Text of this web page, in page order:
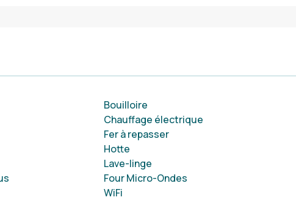
Bouilloire
Chauffage électrique
Fer à repasser
Hotte
Lave-linge
Four Micro-Ondes
WiFi